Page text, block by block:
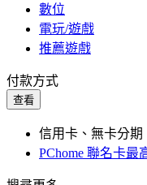
數位
電玩/遊戲
推薦遊戲
付款方式
查看
信用卡、無卡分
PChome 聯名卡最